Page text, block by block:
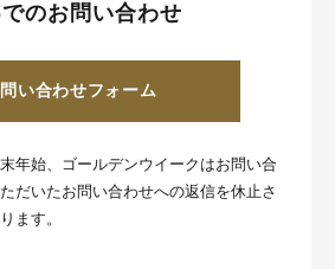
のお問い合わせ
い合わせフォーム
年始、ゴールデンウイークはお問い合
だいたお問い合わせへの返信を休止さ
ます。